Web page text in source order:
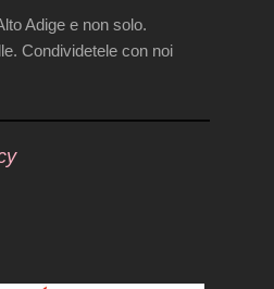
Adige e non solo.
Condividetele con noi